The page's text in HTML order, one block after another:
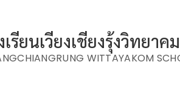
เรียนเวียงเชียงรุ้งวิทยาคม
WITTAYAKOM